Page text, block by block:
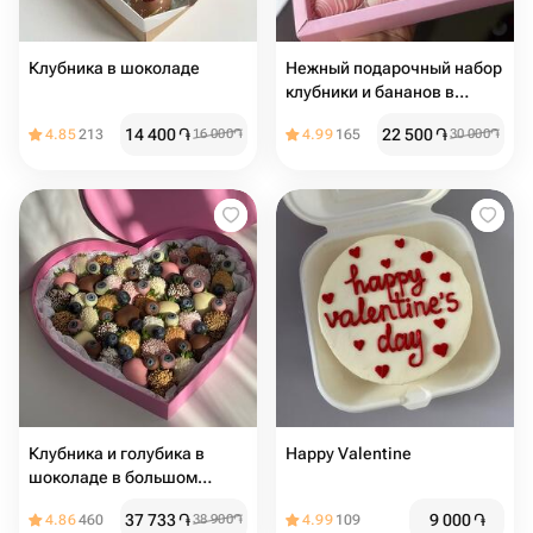
Клубника в шоколаде
4.85213 14 400֏16 000֏
Нежный подарочный набор
клубники и бананов в
4.99 165 22 500֏30 000֏
Клубника и голубика в
шоколаде в большом
4.86460 37 733֏38 900֏
Happy Valentine
4.99 109 9 000֏